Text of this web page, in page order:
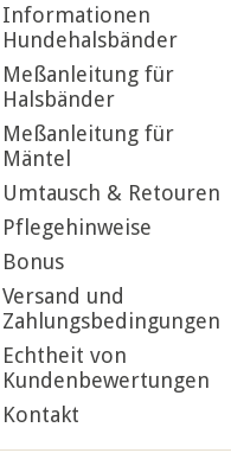
Informationen
Hundehalsbänder
Meßanleitung für
Halsbänder
Meßanleitung für
Mäntel
Umtausch & Retouren
Pflegehinweise
Bonus
Versand und
Zahlungsbedingungen
Echtheit von
Kundenbewertungen
Kontakt